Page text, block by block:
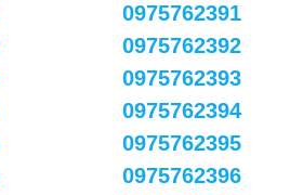
0975762391
0975762392
0975762393
0975762394
0975762395
0975762396